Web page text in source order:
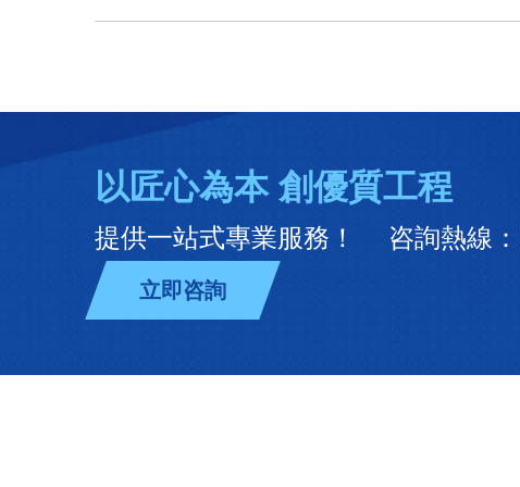
以匠心為本 創優質工程
提供一站式專業服務！ 咨詢熱線
立即咨詢